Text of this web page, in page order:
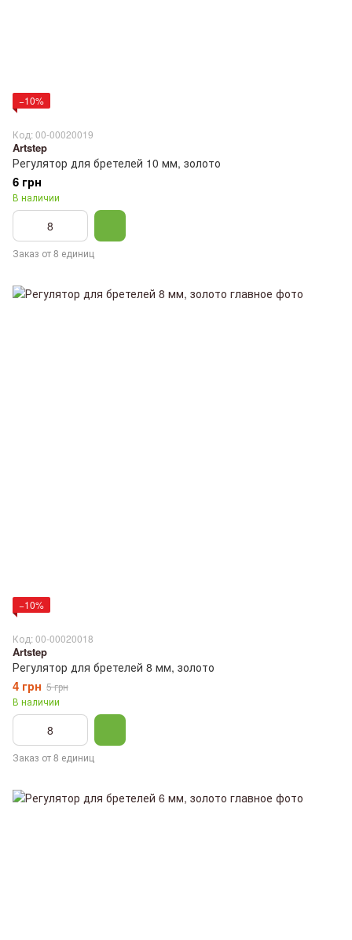
−10%
Код: 00-00020019
Artstep
Регулятор для бретелей 10 мм, золото
6 грн
В наличии
Заказ от 8 единиц
−10%
Код: 00-00020018
Artstep
Регулятор для бретелей 8 мм, золото
4 грн 5 грн
В наличии
Заказ от 8 единиц